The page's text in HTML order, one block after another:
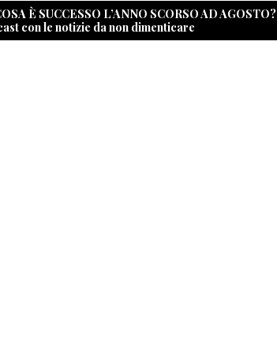
È SUCCESSO L’ANNO SCORSO AD AGOSTO?
con le notizie da non dimenticare